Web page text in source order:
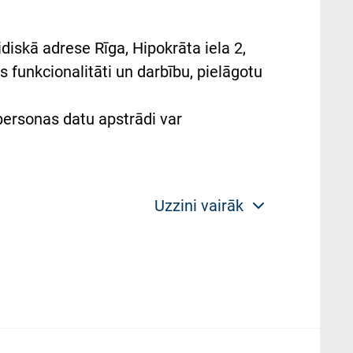
adrese Rīga, Hipokrāta iela 2,
funkcionalitāti un darbību, pielāgotu
datu apstrādi var
Uzzini vairāk